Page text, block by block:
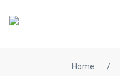
Home /